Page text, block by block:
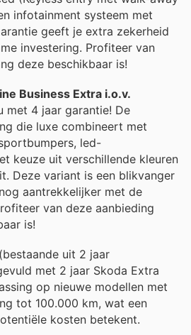
infotainment systeem met
geeft je extra zekerheid
investering. Profiteer van
deze beschikbaar is!
Business Extra i.o.v.
met 4 jaar garantie! De
die luxe combineert met
led-
keuze uit verschillende kleuren
Deze variant is een blikvanger
aantrekkelijker met de
van deze aanbieding
is!
uit 2 jaar
met 2 jaar Skoda Extra
op nieuwe modellen met
tot 100.000 km, wat een
kosten betekent.